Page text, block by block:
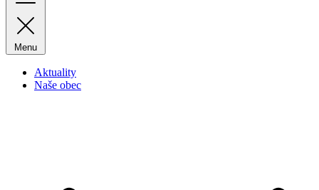
Menu
Aktuality
Naše obec